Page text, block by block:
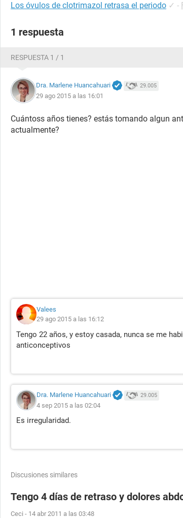
Los óvulos de clotrimazol retrasa el periodo ✓ -
1 respuesta
RESPUESTA 1 / 1
Dra. Marlene Huancahuari 29.005
29 ago 2015 a las 16:01
Cuántoss años tienes? estás tomando algun
actualmente?
Valees
29 ago 2015 a las 16:12
Tengo 22 años, y estoy casada, nunca se me
anticonceptivos
Dra. Marlene Huancahuari 29.005
4 sep 2015 a las 02:04
Es irregularidad.
Discusiones similares
Tengo 4 días de retraso y dolores
Ceci - 14 abr 2011 a las 03:48